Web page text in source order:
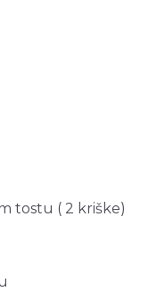
tostu ( 2 kriške)